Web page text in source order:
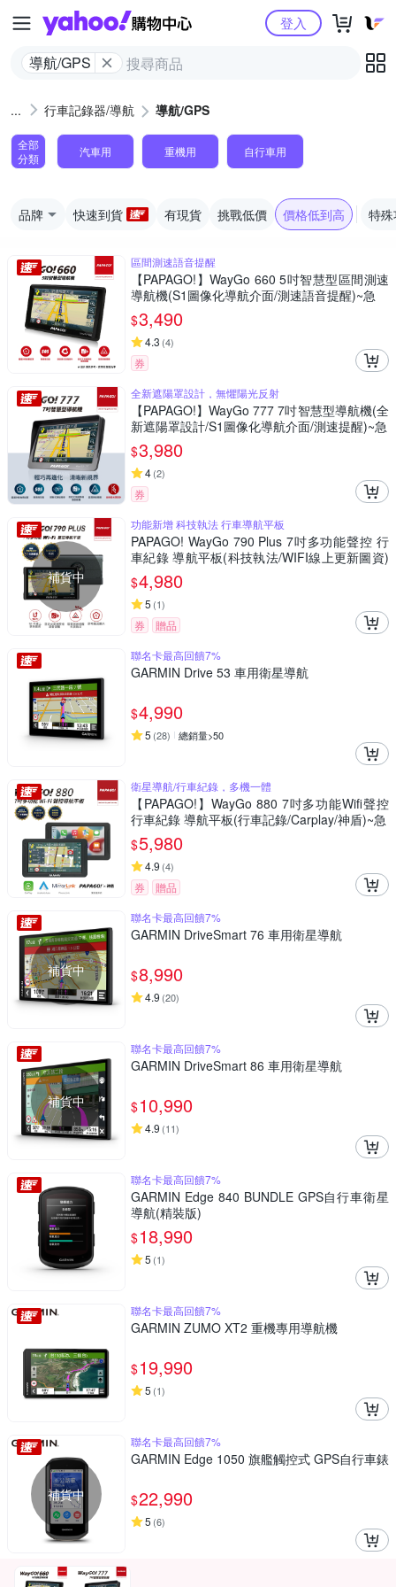
Yahoo購物中心
導航/GPS
登入
行車記錄器/導航 導航/GPS
全部
分類
汽車用 重機用 自行車用
品牌 快速到貨 有現貨 挑戰低價 價格低到高 特
區間測速語音提醒
【PAPAGO!】WayGo 660 5吋智慧型區間測速
導航機(S1圖像化導航介面/測速語音提醒)~急
$3,490
4.3 (4)
券
全新遮陽罩設計，無懼陽光反射
【PAPAGO!】WayGo 777 7吋智慧型導航機(全
新遮陽罩設計/S1圖像化導航介面/測速提醒)~急
$3,980
4(2)
券
補貨中
功能新增 科技執法 行車導航平板
PAPAGO! WayGo 790 Plus 7吋多功能聲控 行
車紀錄 導航平板(科技執法/WIFI線上更新圖資)
~急
$4,980
5 (1)
券
贈品
聯名卡最高回饋7%
GARMIN Drive 53 車用衛星導航
$4,990
5 (28) 總銷量>50
衛星導航/行車紀錄，多機一體
【PAPAGO!】WayGo 880 7吋多功能Wifi聲控
行車紀錄 導航平板(行車記錄/Carplay/神盾)~急
$5,980
4.9 (4)
券 贈品
補貨中
聯名卡最高回饋7%
GARMIN DriveSmart 76 車用衛星導航
$8,990
4.9 (20)
補貨中
聯名卡最高回饋7%
GARMIN DriveSmart 86 車用衛星導航
$10,990
4.9 (11)
聯名卡最高回饋7%
GARMIN Edge 840 BUNDLE GPS自行車衛星
導航(精裝版)
$18,990
5 (1)
聯名卡最高回饋7%
GARMIN ZUMO XT2 重機專用導航機
$19,990
5 (1)
補貨中
聯名卡最高回饋7%
GARMIN Edge 1050 旗艦觸控式 GPS自行車錶
$22,990
5 (6)